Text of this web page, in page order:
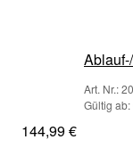
Art. Nr.:
Gültig
144,99 €